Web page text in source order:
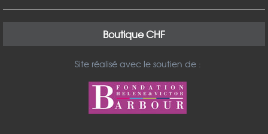
Boutique CHF
Site réalisé avec le soutien de :